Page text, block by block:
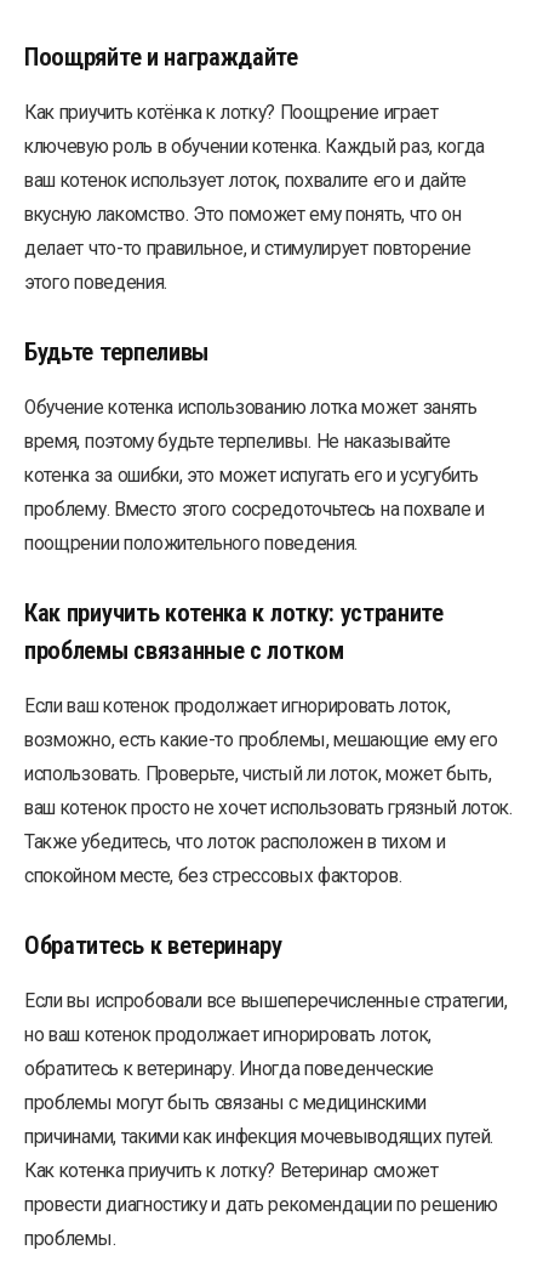
Поощряйте и награждайте
Как приучить котёнка к лотку? Поощрение играет
ключевую роль в обучении котенка. Каждый раз, когда
ваш котенок использует лоток, похвалите его и дайте
вкусную лакомство. Это поможет ему понять, что он
делает что-то правильное, и стимулирует повторение
этого поведения.
Будьте терпеливы
Обучение котенка использованию лотка может занять
время, поэтому будьте терпеливы. Не наказывайте
котенка за ошибки, это может испугать его и усугубить
проблему. Вместо этого сосредоточьтесь на похвале и
поощрении положительного поведения.
Как приучить котенка к лотку: устраните
проблемы связанные с лотком
Если ваш котенок продолжает игнорировать лоток,
возможно, есть какие-то проблемы, мешающие ему его
использовать. Проверьте, чистый ли лоток, может быть,
ваш котенок просто не хочет использовать грязный лоток.
Также убедитесь, что лоток расположен в тихом и
спокойном месте, без стрессовых факторов.
Обратитесь к ветеринару
Если вы испробовали все вышеперечисленные стратегии,
но ваш котенок продолжает игнорировать лоток,
обратитесь к ветеринару. Иногда поведенческие
проблемы могут быть связаны с медицинскими
причинами, такими как инфекция мочевыводящих путей.
Как котенка приучить к лотку? Ветеринар сможет
провести диагностику и дать рекомендации по решению
проблемы.